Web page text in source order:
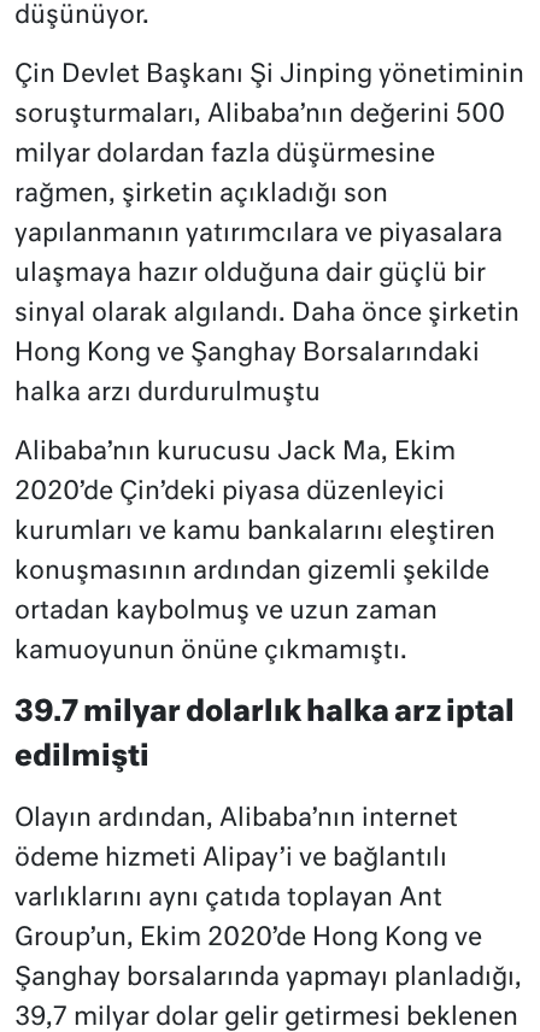
düşünüyor.
Çin Devlet Başkanı Şi Jinping yönetiminin
soruşturmaları, Alibaba’nın değerini 500
milyar dolardan fazla düşürmesine
rağmen, şirketin açıkladığı son
yapılanmanın yatırımcılara ve piyasalara
ulaşmaya hazır olduğuna dair güçlü bir
sinyal olarak algılandı. Daha önce şirketin
Hong Kong ve Şanghay Borsalarındaki
halka arzı durdurulmuştu
Alibaba’nın kurucusu Jack Ma, Ekim
2020’de Çin’deki piyasa düzenleyici
kurumları ve kamu bankalarını eleştiren
konuşmasının ardından gizemli şekilde
ortadan kaybolmuş ve uzun zaman
kamuoyunun önüne çıkmamıştı.
39.7 milyar dolarlık halka arz iptal
edilmişti
Olayın ardından, Alibaba’nın internet
ödeme hizmeti Alipay’i ve bağlantılı
varlıklarını aynı çatıda toplayan Ant
Group’un, Ekim 2020’de Hong Kong ve
Şanghay borsalarında yapmayı planladığı,
39,7 milyar dolar gelir getirmesi beklenen